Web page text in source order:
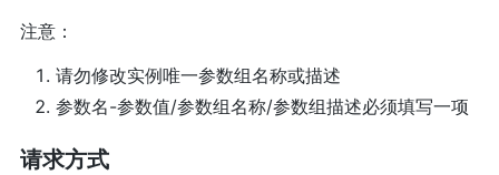
注意：
请勿修改实例唯一参数组名称或描述
参数名-参数值/参数组名称/参数组描述必须填写一项
请求方式